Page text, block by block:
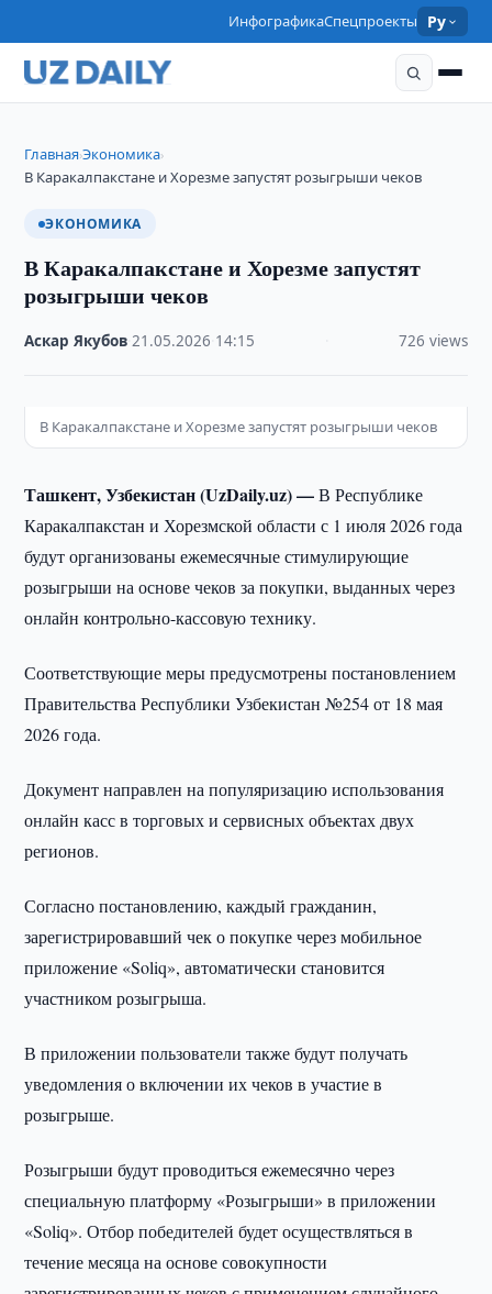
ИнфографикаСпецпроекты Ру
Главная›Экономика›
В Каракалпакстане и Хорезме запустят розыгрыши чеков
ЭКОНОМИКА
В Каракалпакстане и Хорезме запустят
розыгрыши чеков
Аскар Якубов ·21.05.2026 14:15 726 views
В Каракалпакстане и Хорезме запустят розыгрыши чеков
Ташкент, Узбекистан (UzDaily.uz) —В Республике
Каракалпакстан и Хорезмской области с 1 июля 2026 года
будут организованы ежемесячные стимулирующие
розыгрыши на основе чеков за покупки, выданных через
онлайн контрольно-кассовую технику.
Соответствующие меры предусмотрены постановлением
Правительства Республики Узбекистан №254 от 18 мая
2026 года.
Документ направлен на популяризацию использования
онлайн касс в торговых и сервисных объектах двух
регионов.
Согласно постановлению, каждый гражданин,
зарегистрировавший чек о покупке через мобильное
приложение «Soliq», автоматически становится
участником розыгрыша.
В приложении пользователи также будут получать
уведомления о включении их чеков в участие в
розыгрыше.
Розыгрыши будут проводиться ежемесячно через
специальную платформу «Розыгрыши» в приложении
«Soliq». Отбор победителей будет осуществляться в
течение месяца на основе совокупности